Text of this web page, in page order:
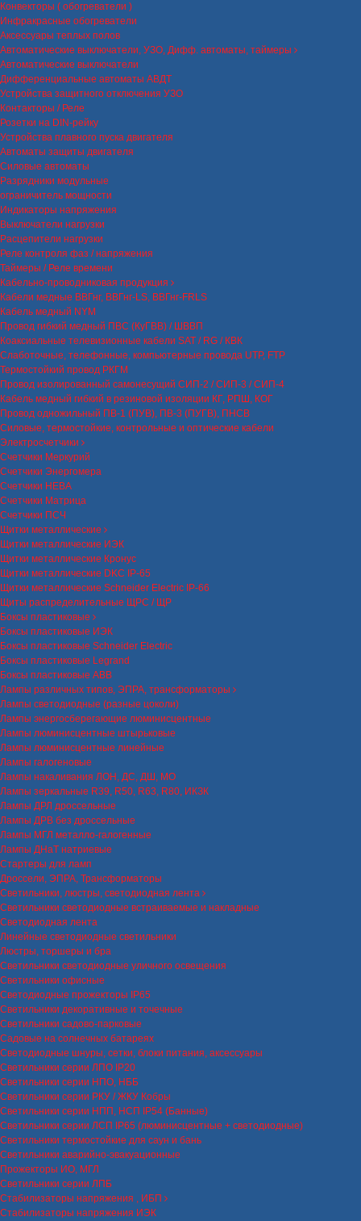
Конвекторы ( обогреватели )
Инфракрасные обогреватели
Аксессуары теплых полов
Автоматические выключатели, УЗО, Дифф. автоматы, таймеры
Автоматические выключатели
Дифференциальные автоматы АВДТ
Устройства защитного отключения УЗО
Контакторы / Реле
Розетки на DIN-рейку
Устройства плавного пуска двигателя
Автоматы защиты двигателя
Силовые автоматы
Разрядники модульные
ограничитель мощности
Индикаторы напряжения
Выключатели нагрузки
Расцепители нагрузки
Реле контроля фаз / напряжения
Таймеры / Реле времени
Кабельно-проводниковая продукция
Кабели медные ВВГнг, ВВГнг-LS, ВВГнг-FRLS
Кабель медный NYM
Провод гибкий медный ПВС (КуГВВ) / ШВВП
Коаксиальные телевизионные кабели SAT / RG / КВК
Слаботочные, телефонные, компьютерные провода UTP, FTP
Термостойкий провод РКГМ
Провод изолированный самонесущий СИП-2 / СИП-3 / СИП-4
Кабель медный гибкий в резиновой изоляции КГ, РПШ, КОГ
Провод одножильный ПВ-1 (ПУВ), ПВ-3 (ПУГВ), ПНСВ
Силовые, термостойкие, контрольные и оптические кабели
Электросчетчики
Счетчики Меркурий
Счетчики Энергомера
Счетчики НЕВА
Счетчики Матрица
Счетчики ПСЧ
Щитки металлические
Щитки металлические ИЭК
Щитки металлические Кронус
Щитки металлические DKC IP-65
Щитки металлические Schneider Electric IP-66
Щиты распределительные ЩРС / ЩР
Боксы пластиковые
Боксы пластиковые ИЭК
Боксы пластиковые Schneider Electric
Боксы пластиковые Legrand
Боксы пластиковые ABB
Лампы различных типов, ЭПРА, трансформаторы
Лампы светодиодные (разные цоколи)
Лампы энергосберегающие люминисцентные
Лампы люминисцентные штырьковые
Лампы люминисцентные линейные
Лампы галогеновые
Лампы накаливания ЛОН, ДС, ДШ, МО
Лампы зеркальные R39, R50, R63, R80, ИКЗК
Лампы ДРЛ дроссельные
Лампы ДРВ без дроссельные
Лампы МГЛ металло-галогенные
Лампы ДНаТ натриевые
Стартеры для ламп
Дроссели, ЭПРА, Трансформаторы
Светильники, люстры, светодиодная лента
Светильники светодиодные встраиваемые и накладные
Светодиодная лента
Линейные светодиодные светильники
Люстры, торшеры и бра
Светильники светодиодные уличного освещения
Светильники офисные
Светодиодные прожекторы IP65
Светильники декоративные и точечные
Светильники садово-парковые
Садовые на солнечных батареях
Светодиодные шнуры, сетки, блоки питания, аксессуары
Светильники серии ЛПО IP20
Светильники серии НПО, НББ
Светильники серии РКУ / ЖКУ Кобры
Светильники серии НПП, НСП IP54 (Банные)
Светильники серии ЛСП IP65 (люминисцентные + светодиодные)
Светильники термостойкие для саун и бань
Светильники аварийно-эвакуационные
Прожекторы ИО, МГЛ
Светильники серии ЛПБ
Стабилизаторы напряжения , ИБП
Стабилизаторы напряжения ИЭК